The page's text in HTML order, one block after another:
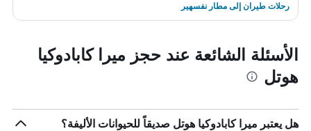
رحلات طيران إلى مطار نفسهير
الأسئلة الشائعة عند حجز ميرا كابادوكيا
هوتل
هل يعتبر ميرا كابادوكيا هوتل صديقاً للحيوانات الأليفة؟